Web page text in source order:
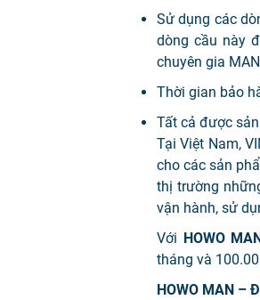
Sử dụng các
dòng cầu này
chuyên gia
Thời gian bảo
Tất cả được
Tại Việt Nam,
cho các sản
thị trường
vận hành, sử
Với HOWO MAN
tháng và
HOWO MAN –